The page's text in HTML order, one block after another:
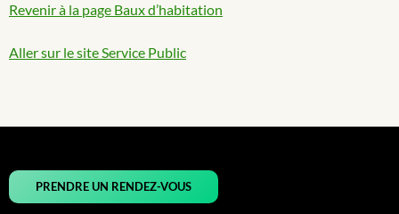
Revenir à la page Baux d’habitation
Aller sur le site Service Public
PRENDRE UN RENDEZ-VOUS